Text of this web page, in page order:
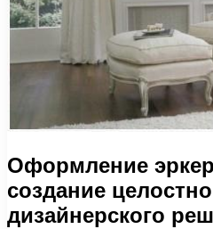
Оформление
создание
дизайнерского